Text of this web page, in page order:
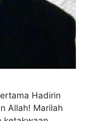
Hadirin
Allah! Marilah